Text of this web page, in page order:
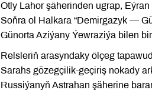
Otly Lahor şäherinden ugrap,
Soňra ol Halkara “Demirgazyk —
Günorta Aziýany Ýewraziýa bilen
Relsleriň arasyndaky ölçeg
Sarahs gözegçilik-geçiriş nokady
Russiýanyň Astrahan şäherine